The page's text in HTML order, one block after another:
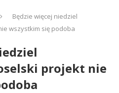
Będzie więcej niedziel
wszystkim się podoba
projekt nie